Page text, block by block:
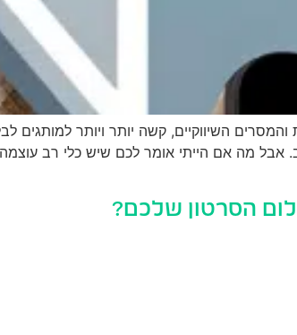
השיווקיים, קשה יותר ויותר
אבל מה אם הייתי אומר לכם שיש כלי רב
הסרטון שלכם?